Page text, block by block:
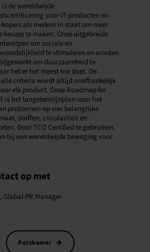
is de wereldwijde
voor IT-producten en
als merken in staat om meer
te maken. Onze uitgebreide
om sociale en
te stimuleren en worden
om duurzaamheid te
het er het meest toe doet. De
criteria wordt altijd onafhankelijk
elk product. Onze Roadmap for
is het langetermijnplan voor het
problemen op vier belangrijke
stoffen, circulariteit en
Door TCO Certified te gebruiken,
bij een wereldwijde beweging voor
op met
, Global PR Manager
Perskamer